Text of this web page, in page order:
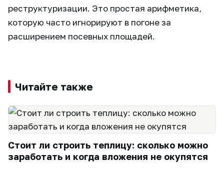
реструктуризации. Это простая арифметика,
которую часто игнорируют в погоне за
расширением посевных площадей.
Читайте также
Стоит ли строить теплицу: сколько можно
заработать и когда вложения не окупятся